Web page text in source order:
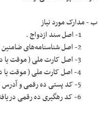
ب - مدارک مورد نیاز